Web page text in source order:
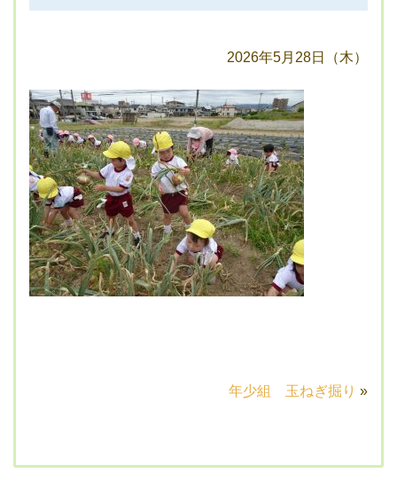
2026年5月28日（木）
年少組 玉ねぎ掘り »